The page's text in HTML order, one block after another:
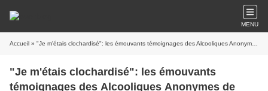
MENU
Accueil » "Je m'étais clochardisé": les émouvants témoignages des Alcooliques Anonymes de Menton
"Je m'étais clochardisé": les émouvants
témoignages des Alcooliques Anonymes de